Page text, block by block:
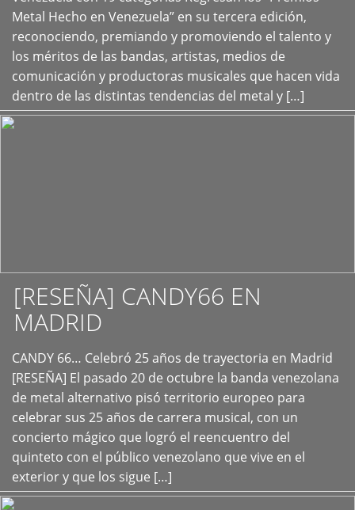
Metal Hecho en Venezuela” en su tercera edición,
reconociendo, premiando y promoviendo el talento y
los méritos de las bandas, artistas, medios de
comunicación y productoras musicales que hacen vida
dentro de las distintas tendencias del metal y […]
+
[RESEÑA] CANDY66 EN
MADRID
CANDY 66… Celebró 25 años de trayectoria en Madrid
[RESEÑA] El pasado 20 de octubre la banda venezolana
de metal alternativo pisó territorio europeo para
celebrar sus 25 años de carrera musical, con un
concierto mágico que logró el reencuentro del
quinteto con el público venezolano que vive en el
exterior y que los sigue […]
+